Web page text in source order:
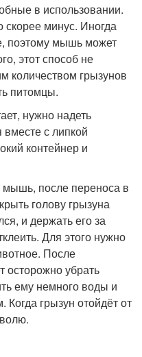
в использовании.
минус. Иногда
поэтому мышь может
этот способ не
количеством грызунов
питомцы.
нужно надеть
вместе с липкой
контейнер и
мышь, после переноса в
голову грызуна
и держать его за
Для этого нужно
После
осторожно убрать
ему немного воды и
Когда грызун отойдёт от